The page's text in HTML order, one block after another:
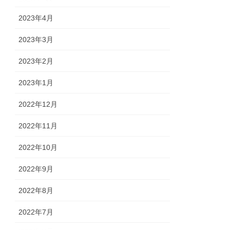
2023年4月
2023年3月
2023年2月
2023年1月
2022年12月
2022年11月
2022年10月
2022年9月
2022年8月
2022年7月